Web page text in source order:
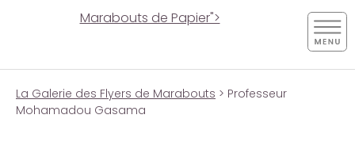
Marabouts de Papier">
La Galerie des Flyers de Marabouts > Professeur
Mohamadou Gasama